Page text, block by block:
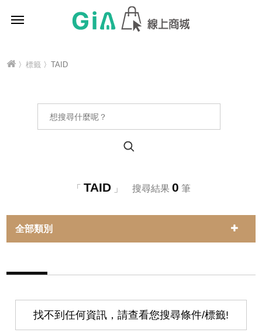
〉標籤 〉TAID
「 TAID」 搜尋結果 0 筆
全部類別
找不到任何資訊，請查看您搜尋條件/標籤!